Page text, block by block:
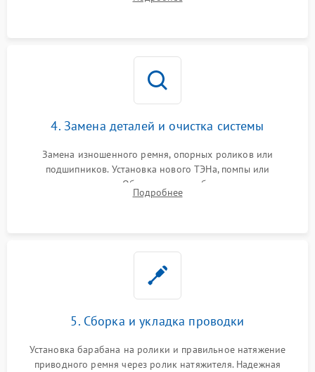
тепловым насосом — диагностика работы компрессора и
4. Замена деталей и очистка системы
Замена изношенного ремня, опорных роликов или
подшипников. Установка нового ТЭНа, помпы или
термодатчиков. Обязательная глубокая очистка
конденсатора, крыльчатки вентилятора и воздуховодов от
Подробнее
5. Сборка и укладка проводки
Установка барабана на ролики и правильное натяжение
приводного ремня через ролик натяжителя. Надежная